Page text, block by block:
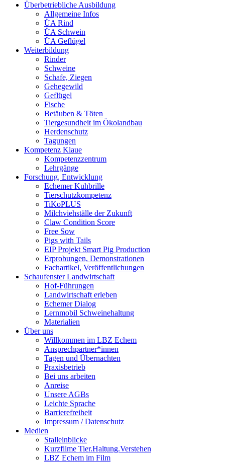
Überbetriebliche Ausbildung
Allgemeine Infos
ÜA Rind
ÜA Schwein
ÜA Geflügel
Weiterbildung
Rinder
Schweine
Schafe, Ziegen
Gehegewild
Geflügel
Fische
Betäuben & Töten
Tiergesundheit im Ökolandbau
Herdenschutz
Tagungen
Kompetenz Klaue
Kompetenzzentrum
Lehrgänge
Forschung, Entwicklung
Echemer Kuhbrille
Tierschutzkompetenz
TiKoPLUS
Milchviehställe der Zukunft
Claw Condition Score
Free Sow
Pigs with Tails
EIP Projekt Smart Pig Production
Erprobungen, Demonstrationen
Fachartikel, Veröffentlichungen
Schaufenster Landwirtschaft
Hof-Führungen
Landwirtschaft erleben
Echemer Dialog
Lernmobil Schweinehaltung
Materialien
Über uns
Willkommen im LBZ Echem
Ansprechpartner*innen
Tagen und Übernachten
Praxisbetrieb
Bei uns arbeiten
Anreise
Unsere AGBs
Leichte Sprache
Barrierefreiheit
Impressum / Datenschutz
Medien
Stalleinblicke
Kurzfilme Tier.Haltung.Verstehen
LBZ Echem im Film